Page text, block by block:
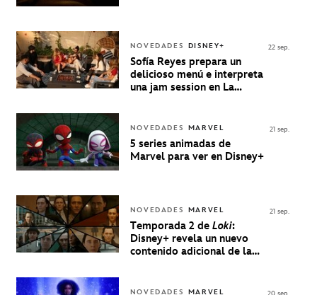
NOVEDADES DISNEY+
Sofía Reyes prepara un
delicioso menú e interpreta
una jam session en La
22 sep.
NOVEDADES MARVEL
5 series animadas de
Marvel para ver en Disney+
21 sep.
NOVEDADES MARVEL
Temporada 2 de Loki:
Disney+ revela un nuevo
contenido adicional de la
21 sep.
NOVEDADES MARVEL